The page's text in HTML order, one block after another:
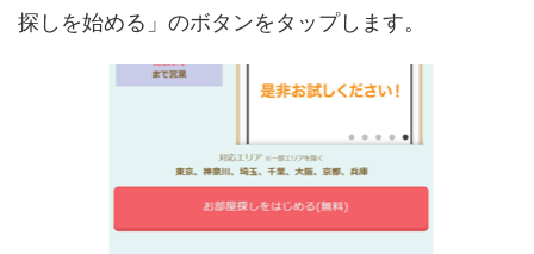
探しを始める」のボタンをタップします。